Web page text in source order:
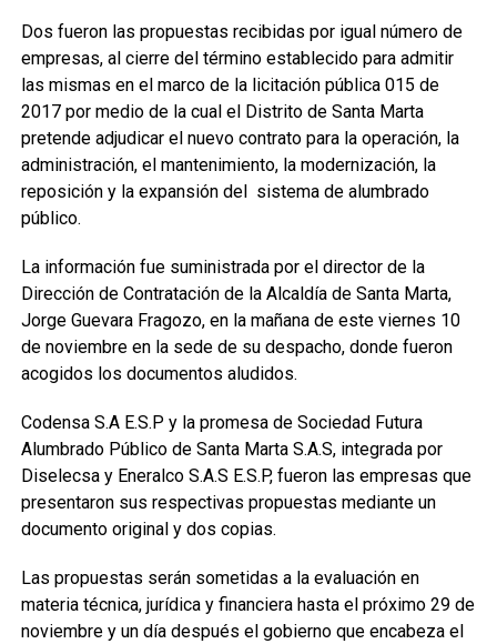
Dos fueron las propuestas recibidas por igual número de
empresas, al cierre del término establecido para admitir
las mismas en el marco de la licitación pública 015 de
2017 por medio de la cual el Distrito de Santa Marta
pretende adjudicar el nuevo contrato para la operación, la
administración, el mantenimiento, la modernización, la
reposición y la expansión del sistema de alumbrado
público.
La información fue suministrada por el director de la
Dirección de Contratación de la Alcaldía de Santa Marta,
Jorge Guevara Fragozo, en la mañana de este viernes 10
de noviembre en la sede de su despacho, donde fueron
acogidos los documentos aludidos.
Codensa S.A E.S.P y la promesa de Sociedad Futura
Alumbrado Público de Santa Marta S.A.S, integrada por
Diselecsa y Eneralco S.A.S E.S.P, fueron las empresas que
presentaron sus respectivas propuestas mediante un
documento original y dos copias.
Las propuestas serán sometidas a la evaluación en
materia técnica, jurídica y financiera hasta el próximo 29 de
noviembre y un día después el gobierno que encabeza el